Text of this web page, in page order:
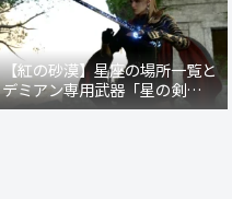
【紅の砂漠】星座の場所一覧と
デミアン専用武器「星の剣」の
入手クエスト発生条件